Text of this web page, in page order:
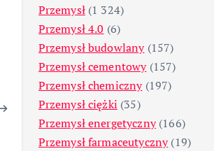
Przemysł(1 324)
Przemysł 4.0 (6)
Przemysł budowlany(157)
Przemysł cementowy(157)
Przemysł chemiczny(197)
Przemysł ciężki (35)
Przemysł energetyczny(166)
Przemysł farmaceutyczny(19)